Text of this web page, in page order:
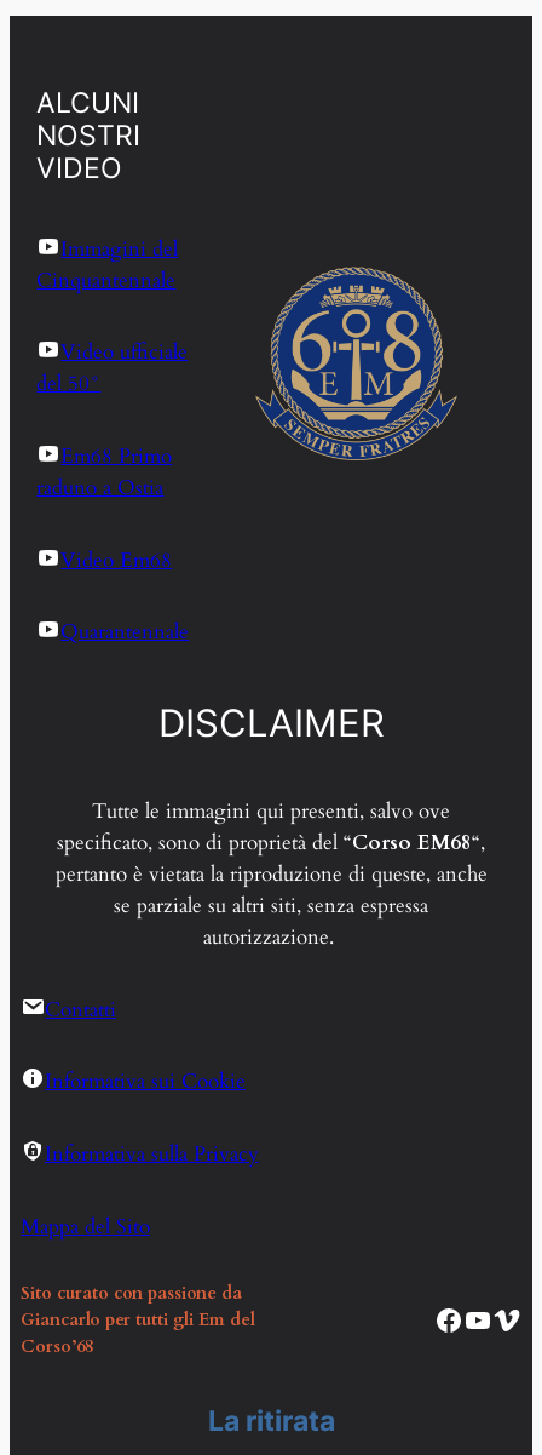
ALCUNI
NOSTRI
VIDEO
Immagini del
Cinquantennale
Video ufficiale
del 50°
Em68 Primo
raduno a Ostia
Video Em68
Quarantennale
DISCLAIMER
Tutte le immagini qui presenti, salvo ove
specificato, sono di proprietà del “Corso EM68“,
pertanto è vietata la riproduzione di queste, anche
se parziale su altri siti, senza espressa
autorizzazione.
Contatti
Informativa sui Cookie
Informativa sulla Privacy
Mappa del Sito
Sito curato con passione da
Giancarlo per tutti gli Em del
Corso’68
Pagina Facebook Corso EM68
Canale YouTube Corso EM68
La ritirata